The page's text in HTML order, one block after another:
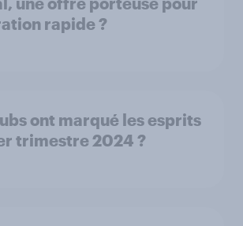
rapide ?
ont marqué les esprits
trimestre 2024 ?